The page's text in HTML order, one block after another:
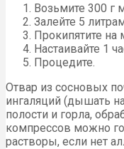
Возьмите 300 г
Залейте 5
Прокипятите на
Настаивайте 1
Процедите.
Отвар из сосновых
ингаляций (дышать
полости и горла,
компрессов можно
растворы, если нет